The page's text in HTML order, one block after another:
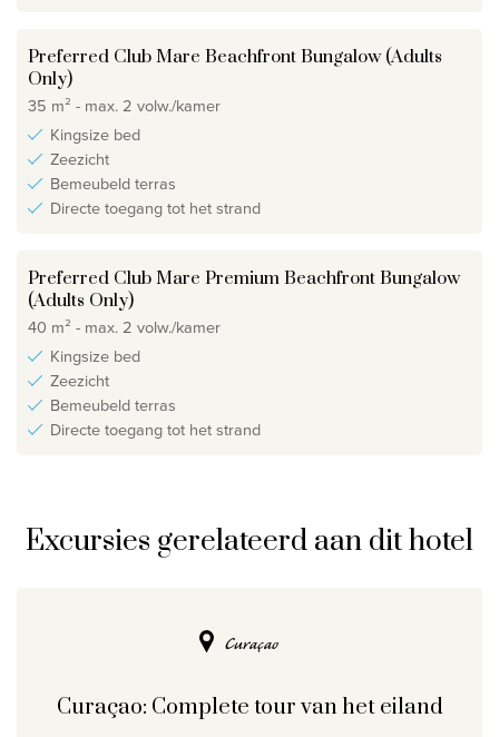
Preferred Club Mare Beachfront Bungalow (Adults
Only)
35 m² - max. 2 volw./kamer
Kingsize bed
Zeezicht
Bemeubeld terras
Directe toegang tot het strand
Preferred Club Mare Premium Beachfront Bungalow
(Adults Only)
40 m² - max. 2 volw./kamer
Kingsize bed
Zeezicht
Bemeubeld terras
Directe toegang tot het strand
Excursies gerelateerd aan dit hotel
Curaçao
Curaçao: Complete tour van het eiland